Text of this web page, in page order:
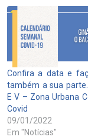
Confira a data e
também a sua parte.
E V – Zona Urbana
Covid
09/01/2022
Em "Notícias"